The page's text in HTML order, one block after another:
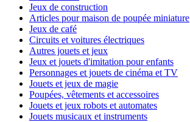
Jeux de construction
Articles pour maison de poupée miniature
Jeux de café
Circuits et voitures électriques
Autres jouets et jeux
Jeux et jouets d'imitation pour enfants
Personnages et jouets de cinéma et TV
Jouets et jeux de magie
Poupées, vêtements et accessoires
Jouets et jeux robots et automates
Jouets musicaux et instruments